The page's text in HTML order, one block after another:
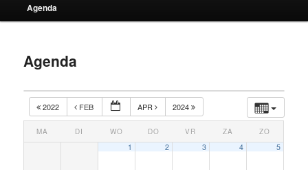
de
inhoud
Agenda
Agenda
2022 FEB APR 2024
MA DI WO DO VR ZA ZO
1 2 3 4 5